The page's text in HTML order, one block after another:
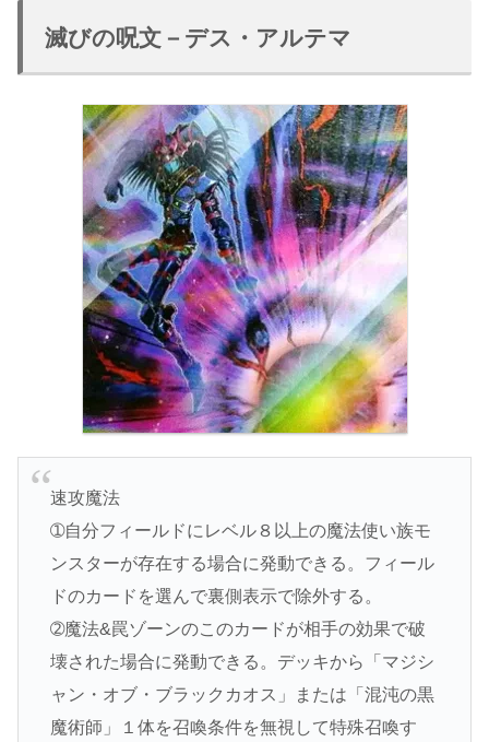
滅びの呪文－デス・アルテマ
速攻魔法
➀自分フィールドにレベル８以上の魔法使い族モ
ンスターが存在する場合に発動できる。フィール
ドのカードを選んで裏側表示で除外する。
➁魔法&罠ゾーンのこのカードが相手の効果で破
壊された場合に発動できる。デッキから「マジシ
ャン・オブ・ブラックカオス」または「混沌の黒
魔術師」１体を召喚条件を無視して特殊召喚す